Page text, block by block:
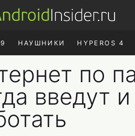
НАУШНИКИ HYPEROS 4
по
введут